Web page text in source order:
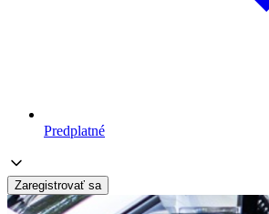
Predplatné
Zaregistrovať sa